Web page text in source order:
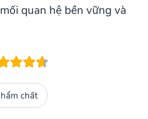
quan hệ bền vững và
chất